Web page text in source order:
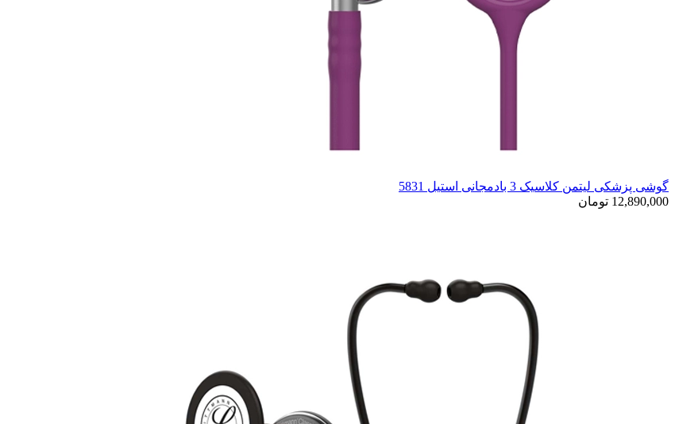
گوشی پزشکی لیتمن کلاسیک 3 بادمجانی استیل 5831
12,890,000 تومان